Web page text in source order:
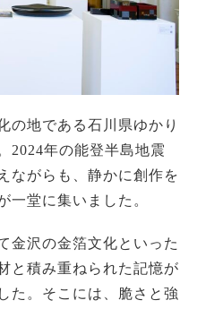
の地である石川県ゆかり
2024年の能登半島地震
ながらも、静かに創作を
一堂に集いました。
金沢の金箔文化といった
と積み重ねられた記憶が
た。そこには、脆さと強